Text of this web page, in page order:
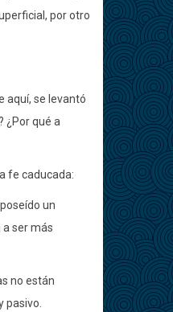
por otro
aquí, se levantó
¿Por qué a
fe caducada:
un
ser más
no están
pasivo.